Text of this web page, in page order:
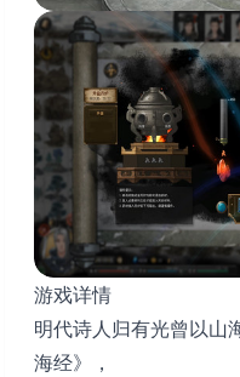
游戏详情
明代诗人归有光曾以山
海经》，